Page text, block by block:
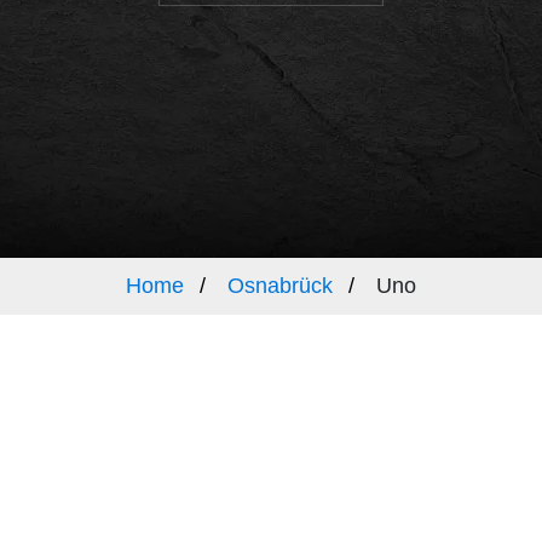
Home Osnabrück Uno